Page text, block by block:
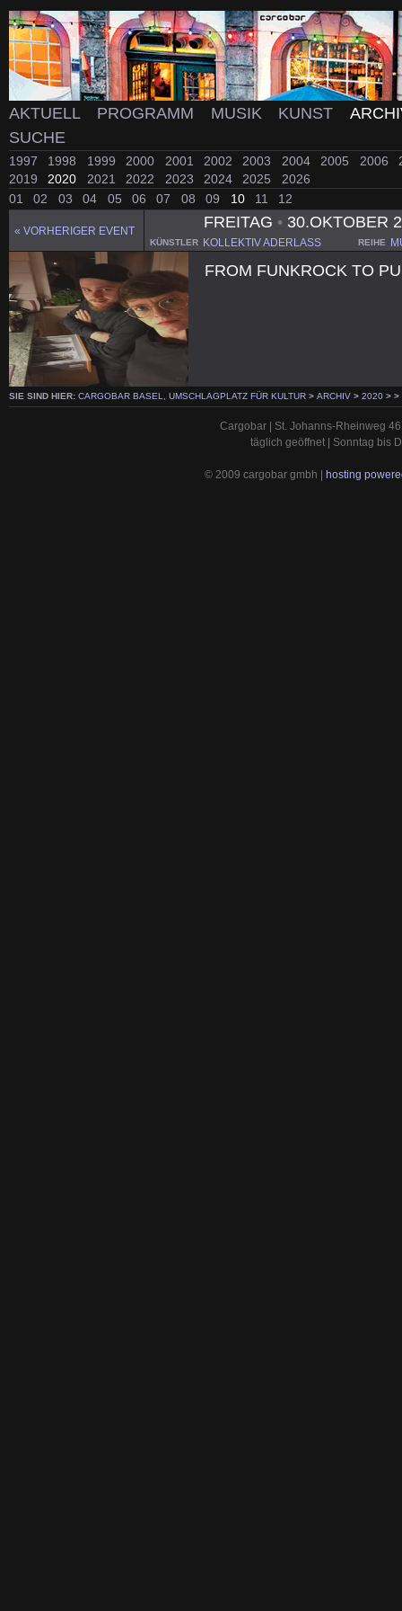
AKTUELL PROGRAMM MUSIK KUNST
SUCHE
1997 1998 1999 2000 2001 2002 2003 2004 2005 2006
2019
2020 2021 2022 2023 2024 2025
2026
01
02 03 04 05 06 07 08 09 10 11 12
« VORHERIGER EVENT
FREITAG •30.OKTOBER
KÜNSTLER KOLLEKTIV ADERLASS REIHE
FROM FUNKROCK TO
SIE SIND HIER: CARGOBAR BASEL, UMSCHLAGPLATZ FÜR KULTUR > ARCHIV > 2020 > >
Cargobar | St. Johanns-Rheinweg
täglich geöffnet | Sonntag bis
© 2009 cargobar gmbh | hosting